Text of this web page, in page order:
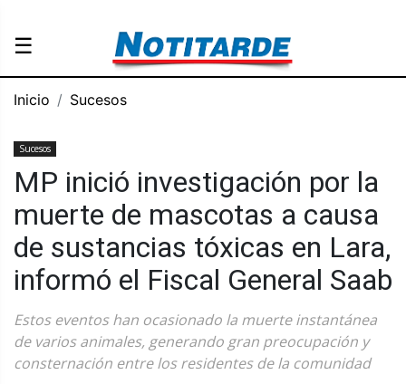
☰
Inicio Sucesos
Sucesos
MP inició investigación por la
muerte de mascotas a causa
de sustancias tóxicas en Lara,
informó el Fiscal General Saab
Estos eventos han ocasionado la muerte instantánea
de varios animales, generando gran preocupación y
consternación entre los residentes de la comunidad